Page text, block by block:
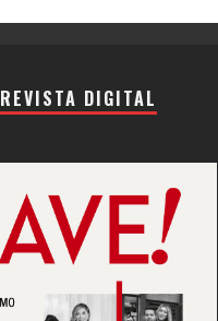
REVISTA DIGITAL